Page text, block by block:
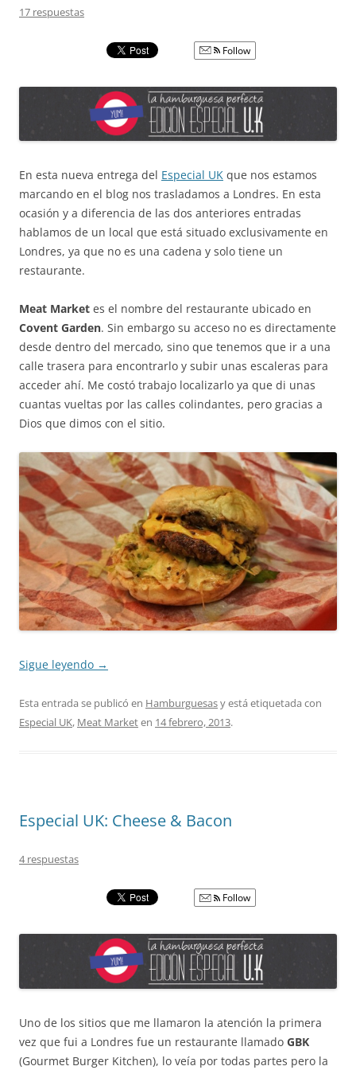
17 respuestas
Follow
En esta nueva entrega del Especial UK que nos estamos
marcando en el blog nos trasladamos a Londres. En esta
ocasión y a diferencia de las dos anteriores entradas
hablamos de un local que está situado exclusivamente en
Londres, ya que no es una cadena y solo tiene un
restaurante.
Meat Market es el nombre del restaurante ubicado en
Covent Garden. Sin embargo su acceso no es directamente
desde dentro del mercado, sino que tenemos que ir a una
calle trasera para encontrarlo y subir unas escaleras para
acceder ahí. Me costó trabajo localizarlo ya que di unas
cuantas vueltas por las calles colindantes, pero gracias a
Dios que dimos con el sitio.
Sigue leyendo →
Esta entrada se publicó en Hamburguesasy está etiquetada con
Especial UK, Meat Marketen 14 febrero, 2013.
Especial UK: Cheese & Bacon
4 respuestas
Follow
Uno de los sitios que me llamaron la atención la primera
vez que fui a Londres fue un restaurante llamado GBK
(Gourmet Burger Kitchen), lo veía por todas partes pero la